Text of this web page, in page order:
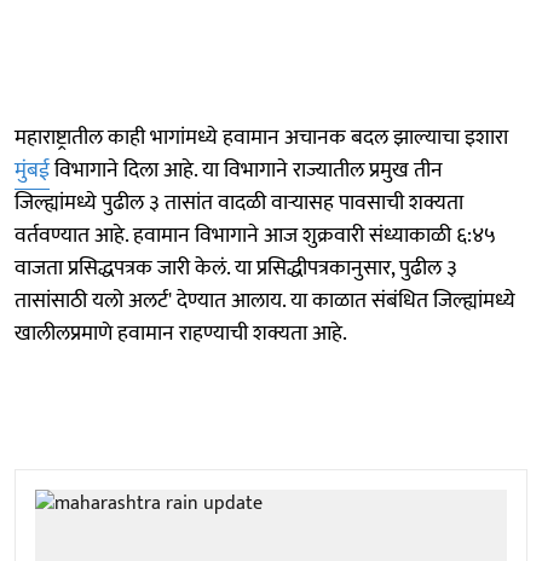
महाराष्ट्रातील काही भागांमध्ये हवामान अचानक बदल झाल्याचा इशारा
मुंबईविभागाने दिला आहे. या विभागाने राज्यातील प्रमुख तीन
जिल्ह्यांमध्ये पुढील ३ तासांत वादळी वाऱ्यासह पावसाची शक्यता
वर्तवण्यात आहे. हवामान विभागाने आज शुक्रवारी संध्याकाळी ६:४५
वाजता प्रसिद्धपत्रक जारी केलं. या प्रसिद्धीपत्रकानुसार, पुढील ३
तासांसाठी यलो अलर्ट' देण्यात आलाय. या काळात संबंधित जिल्ह्यांमध्ये
खालीलप्रमाणे हवामान राहण्याची शक्यता आहे.